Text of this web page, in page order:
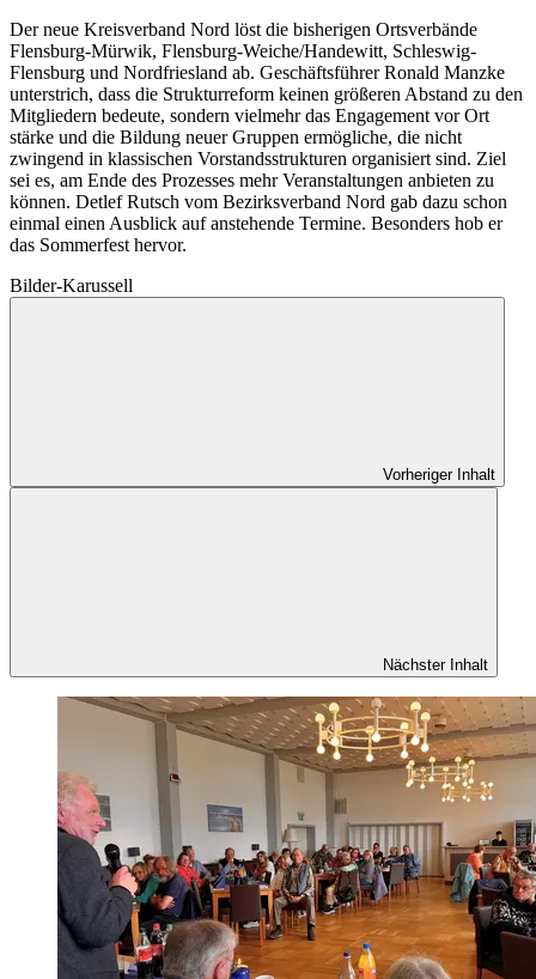
Der neue Kreisverband Nord löst die bisherigen Ortsverbände
Flensburg-Mürwik, Flensburg-Weiche/Handewitt, Schleswig-
Flensburg und Nordfriesland ab. Geschäftsführer Ronald Manzke
unterstrich, dass die Strukturreform keinen größeren Abstand zu den
Mitgliedern bedeute, sondern vielmehr das Engagement vor Ort
stärke und die Bildung neuer Gruppen ermögliche, die nicht
zwingend in klassischen Vorstandsstrukturen organisiert sind. Ziel
sei es, am Ende des Prozesses mehr Veranstaltungen anbieten zu
können. Detlef Rutsch vom Bezirksverband Nord gab dazu schon
einmal einen Ausblick auf anstehende Termine. Besonders hob er
das Sommerfest hervor.
Bilder-Karussell
Vorheriger Inhalt
Nächster Inhalt